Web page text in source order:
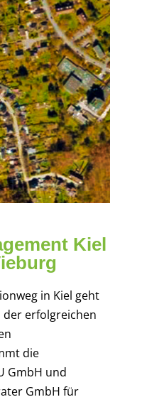
Kiel
in Kiel geht
der erfolgreichen
die
GmbH und
GmbH für